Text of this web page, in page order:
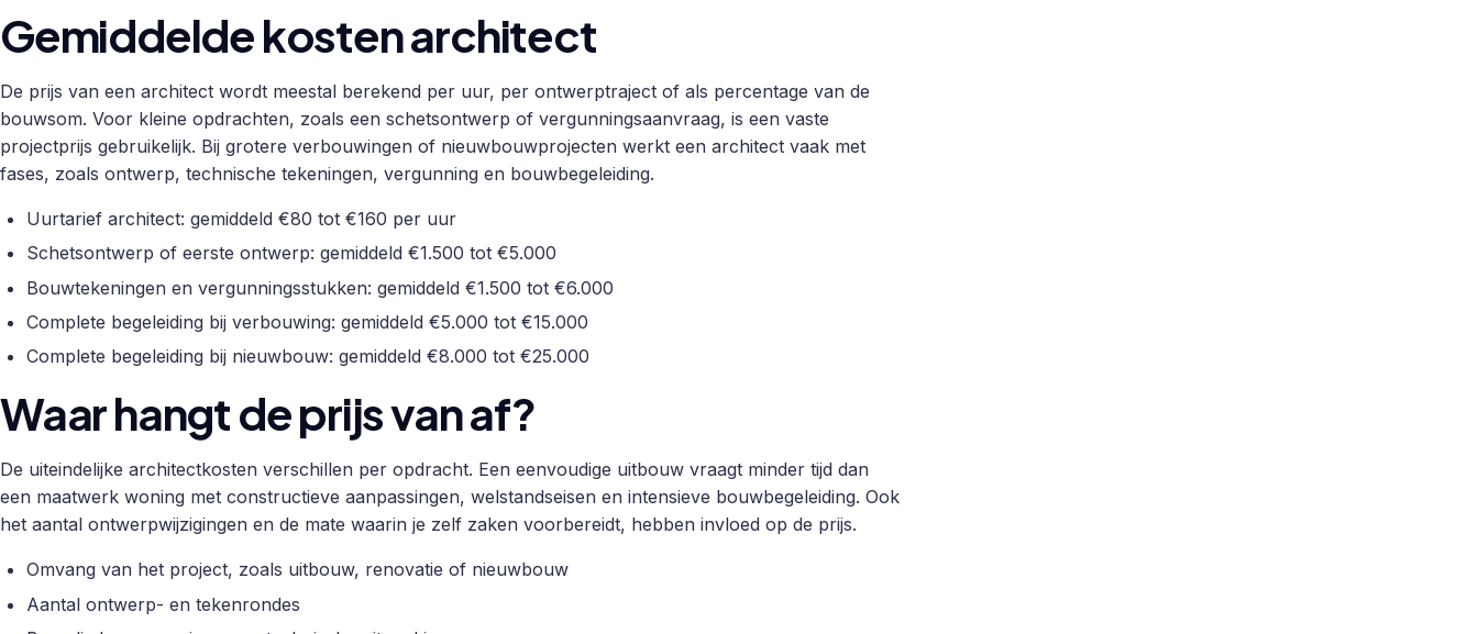
Gemiddelde kosten architect
De prijs van een architect wordt meestal berekend per uur, per ontwerptraject of als percentage van de
bouwsom. Voor kleine opdrachten, zoals een schetsontwerp of vergunningsaanvraag, is een vaste
projectprijs gebruikelijk. Bij grotere verbouwingen of nieuwbouwprojecten werkt een architect vaak met
fases, zoals ontwerp, technische tekeningen, vergunning en bouwbegeleiding.
Uurtarief architect: gemiddeld €80 tot €160 per uur
Schetsontwerp of eerste ontwerp: gemiddeld €1.500 tot €5.000
Bouwtekeningen en vergunningsstukken: gemiddeld €1.500 tot €6.000
Complete begeleiding bij verbouwing: gemiddeld €5.000 tot €15.000
Complete begeleiding bij nieuwbouw: gemiddeld €8.000 tot €25.000
Waar hangt de prijs van af?
De uiteindelijke architectkosten verschillen per opdracht. Een eenvoudige uitbouw vraagt minder tijd dan
een maatwerk woning met constructieve aanpassingen, welstandseisen en intensieve bouwbegeleiding. Ook
het aantal ontwerpwijzigingen en de mate waarin je zelf zaken voorbereidt, hebben invloed op de prijs.
Omvang van het project, zoals uitbouw, renovatie of nieuwbouw
Aantal ontwerp- en tekenrondes